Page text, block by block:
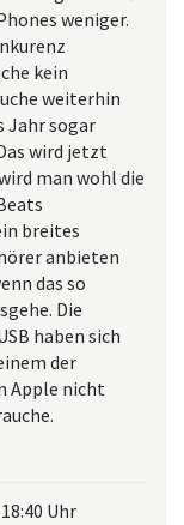
weniger.
kein
weiterhin
Jahr sogar
wird jetzt
man wohl die
breites
anbieten
das so
Die
haben sich
der
Apple nicht
Uhr